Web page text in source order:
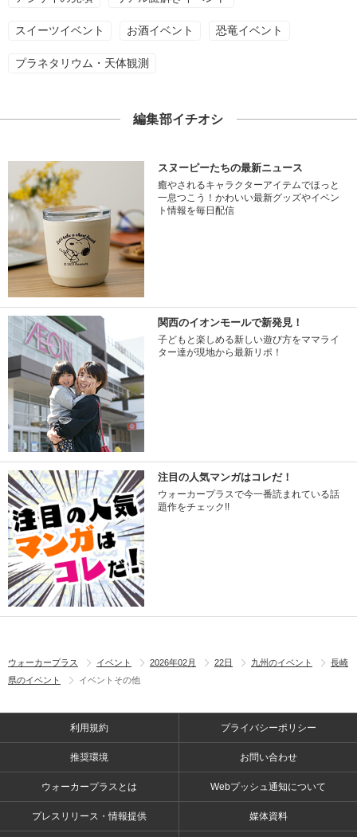
スイーツイベント お酒イベント 恐竜イベント
プラネタリウム・天体観測
編集部イチオシ
スヌーピーたちの最新ニュース
癒やされるキャラクターアイテムでほっと
一息つこう！かわいい最新グッズやイベン
ト情報を毎日配信
関西のイオンモールで新発見！
子どもと楽しめる新しい遊び方をママライ
ター達が現地から最新リポ！
注目の人気マンガはコレだ！
ウォーカープラスで今一番読まれている話
題作をチェック!!
ウォーカープラス イベント 2026年02月 22日 九州のイベント
長崎
県のイベント
イベントその他
利用規約 プライバシーポリシー
推奨環境 お問い合わせ
ウォーカープラスとは Webプッシュ通知について
プレスリリース・情報提供 媒体資料